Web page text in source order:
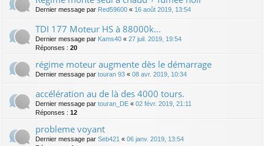
Dernier message par Red59600 « 16 août 2019, 13:54
TDI 177 Moteur HS à 88000k...
Dernier message par Kams40 « 27 juil. 2019, 19:54
Réponses : 20
régime moteur augmente dès le démarrage
Dernier message par touran 93 « 08 avr. 2019, 10:34
accélération au de là des 4000 tours.
Dernier message par touran_DE « 02 févr. 2019, 21:11
Réponses : 12
probleme voyant
Dernier message par Seb421 « 06 janv. 2019, 13:54